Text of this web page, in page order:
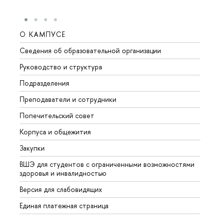
О КАМПУСЕ
Сведения об образовательной организации
Руководство и структура
Подразделения
Преподаватели и сотрудники
Попечительский совет
Корпуса и общежития
Закупки
ВШЭ для студентов с ограниченными возможностями
здоровья и инвалидностью
Версия для слабовидящих
Единая платежная страница